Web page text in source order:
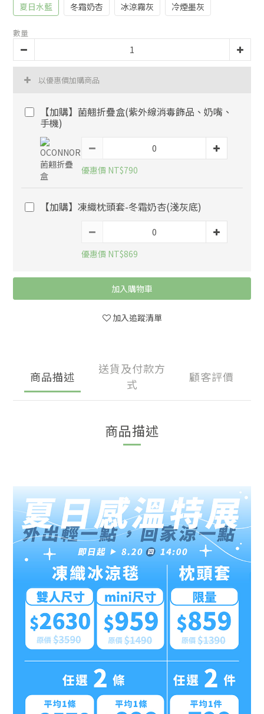
夏日水藍 冬霜奶杏 冰涼霧灰 冷煙墨灰
數量
以優惠價加購商品
【加購】菌翹折疊盒(紫外線消毒飾品、奶嘴、
手機)
優惠價 NT$790
【加購】凍織枕頭套-冬霜奶杏(淺灰底)
優惠價 NT$869
加入購物車
加入追蹤清單
商品描述
送貨及付款方
式
顧客評價
商品描述